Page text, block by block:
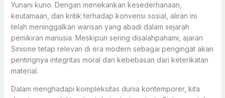
Yunani kuno. Dengan menekankan kesederhanaan,
keutamaan, dan kritik terhadap konvensi sosial, aliran ini
telah meninggalkan warisan yang abadi dalam sejarah
pemikiran manusia. Meskipun sering disalahpahami, ajaran
Sinisme tetap relevan di era modern sebagai pengingat akan
pentingnya integritas moral dan kebebasan dari keterikatan
material.
Dalam menghadapi kompleksitas dunia kontemporer, kita